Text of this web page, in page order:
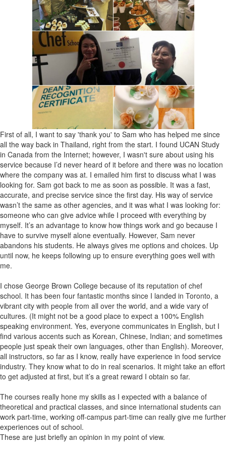
First of all, I want to say 'thank you' to Sam who has helped me since
all the way back in Thailand, right from the start. I found UCAN Study
in Canada from the Internet; however, I wasn't sure about using his
service because I’d never heard of it before and there was no location
where the company was at. I emailed him first to discuss what I was
looking for. Sam got back to me as soon as possible. It was a fast,
accurate, and precise service since the first day. His way of service
wasn’t the same as other agencies, and it was what I was looking for:
someone who can give advice while I proceed with everything by
myself. It’s an advantage to know how things work and go because I
have to survive myself alone eventually. However, Sam never
abandons his students. He always gives me options and choices. Up
until now, he keeps following up to ensure everything goes well with
me.
I chose George Brown College because of its reputation of chef
school. It has been four fantastic months since I landed in Toronto, a
vibrant city with people from all over the world, and a wide vary of
cultures. (It might not be a good place to expect a 100% English
speaking environment. Yes, everyone communicates in English, but I
find various accents such as Korean, Chinese, Indian; and sometimes
people just speak their own languages, other than English). Moreover,
all instructors, so far as I know, really have experience in food service
industry. They know what to do in real scenarios. It might take an effort
to get adjusted at first, but it’s a great reward I obtain so far.
The courses really hone my skills as I expected with a balance of
theoretical and practical classes, and since international students can
work part-time, working off-campus part-time can really give me further
experiences out of school.
These are just briefly an opinion in my point of view.